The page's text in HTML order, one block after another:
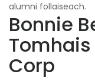
alumni follaiseach.
Bonnie
Tomhais
Corp